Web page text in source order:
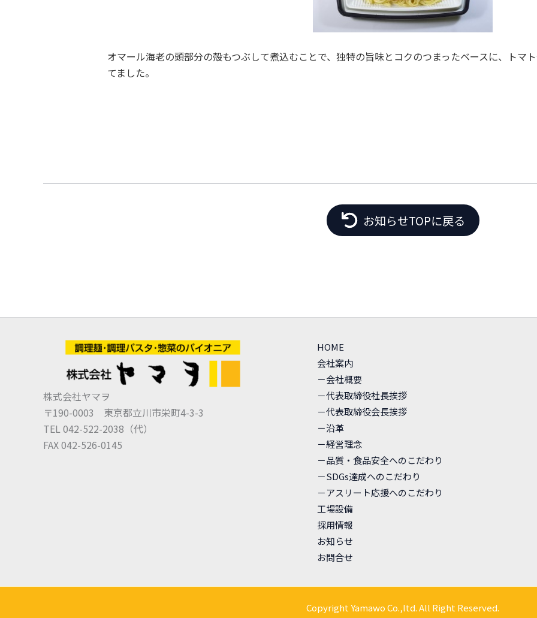
オマール海老の頭部分の殻もつぶして煮込むことで、独特の旨味とコクのつまったベースに、トマ
てました。
お知らせTOPに戻る
株式会社ヤマヲ
〒190-0003 東京都立川市栄町4-3-3
TEL 042-522-2038（代）
FAX 042-526-0145
HOME
会社案内
－会社概要
－代表取締役社長挨拶
－代表取締役会長挨拶
－沿革
－経営理念
－品質・食品安全へのこだわり
－SDGs達成へのこだわり
－アスリート応援へのこだわり
工場設備
採用情報
お知らせ
お問合せ
Copyright Yamawo Co.,ltd. All Right Reserved.